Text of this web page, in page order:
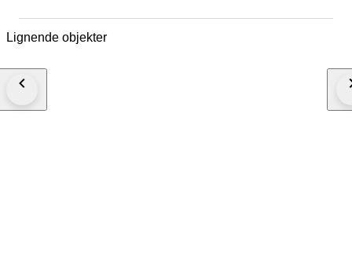
Usata è realizzata in seta e si racchiude nella sua sacca. Mai usata è
Hermès Tote Bag in Twill di Seta “Les Plumes” Multicolor – Mai Usata
Tote Bag in Twill di Seta “Les Plumes” Multicolor – Mai Usata Arriva
farsi regalare).
Lignende objekter